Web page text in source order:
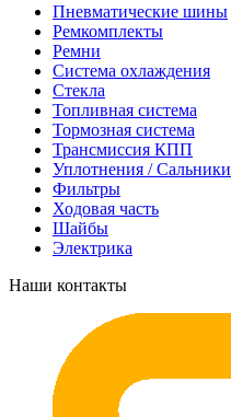
Пневматические шины
Ремкомплекты
Ремни
Система охлаждения
Стекла
Топливная система
Тормозная система
Трансмиссия КПП
Уплотнения / Сальники
Фильтры
Ходовая часть
Шайбы
Электрика
Наши контакты